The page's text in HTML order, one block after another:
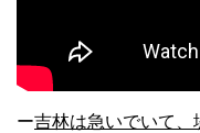
ー吉林は急いでいて、